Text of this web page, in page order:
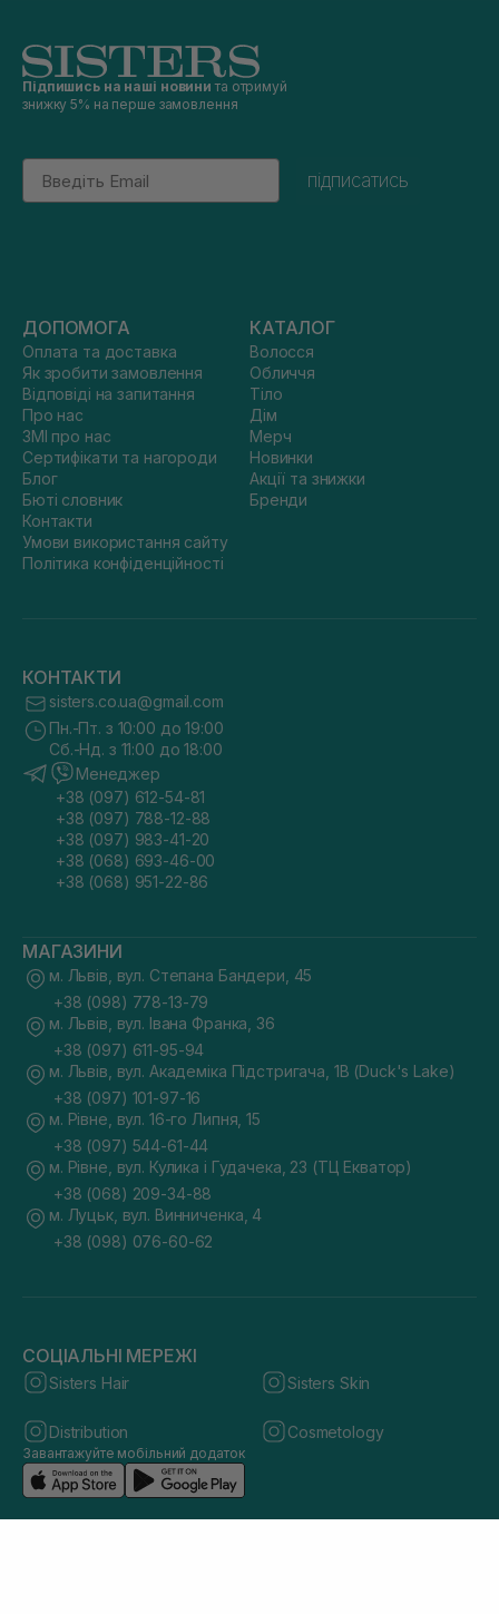
Підпишись на наші новини та отримуй
знижку 5% на перше замовлення
Email
підписатись
ДОПОМОГА
Оплата та доставка
Як зробити замовлення
Відповіді на запитання
Про нас
ЗМІ про нас
Сертифікати та нагороди
Блог
Бюті словник
Контакти
Умови використання сайту
Політика конфіденційності
КАТАЛОГ
Волосся
Обличчя
Тіло
Дім
Мерч
Новинки
Акції та знижки
Бренди
КОНТАКТИ
sisters.co.ua@gmail.com
Пн.-Пт. з 10:00 до 19:00
Сб.-Нд. з 11:00 до 18:00
Менеджер
+38 (097) 612-54-81
+38 (097) 788-12-88
+38 (097) 983-41-20
+38 (068) 693-46-00
+38 (068) 951-22-86
МАГАЗИНИ
м. Львів, вул. Степана Бандери, 45
+38 (098) 778-13-79
м. Львів, вул. Івана Франка, 36
+38 (097) 611-95-94
м. Львів, вул. Академіка Підстригача, 1В (Duck's Lake)
+38 (097) 101-97-16
м. Рівне, вул. 16-го Липня, 15
+38 (097) 544-61-44
м. Рівне, вул. Кулика і Гудачека, 23 (ТЦ Екватор)
+38 (068) 209-34-88
м. Луцьк, вул. Винниченка, 4
+38 (098) 076-60-62
СОЦІАЛЬНІ МЕРЕЖІ
Sisters Hair Sisters Skin
Distribution Cosmetology
Завантажуйте мобільний додаток